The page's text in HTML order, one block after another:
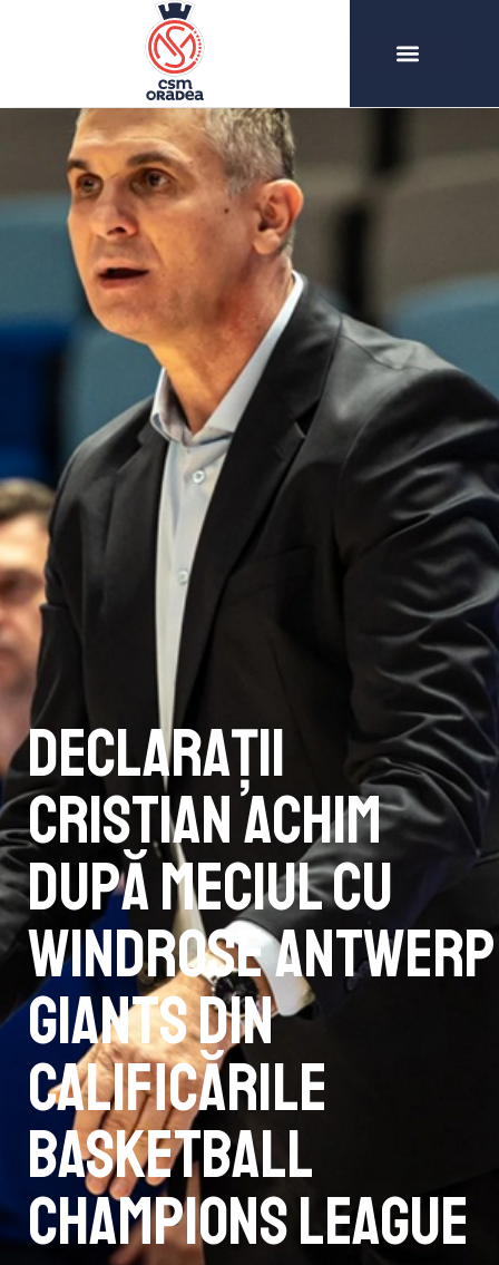
Declarații
Cristian Achim
după meciul cu
Windrose Antwerp
Giants din
calificările
Basketball
Champions League